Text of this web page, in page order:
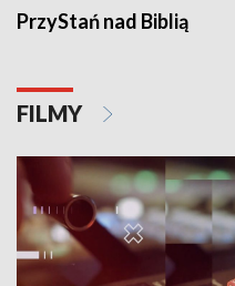
PrzyStań nad Biblią
FILMY